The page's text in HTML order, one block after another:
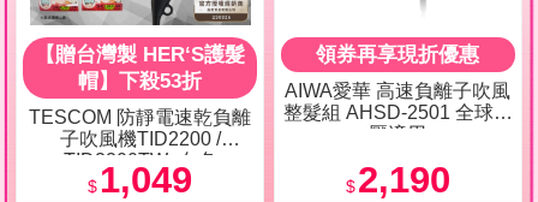
【贈台灣製 HER‘S護髮
帽】下殺53折
TESCOM 防靜電速乾負離
子吹風機TID2200 /
TID2200TW -白色
$ 1,049
領券再享現折優惠
AIWA愛華 高速負離子吹風
整髮組 AHSD-2501 全球電
壓適用
$2,190